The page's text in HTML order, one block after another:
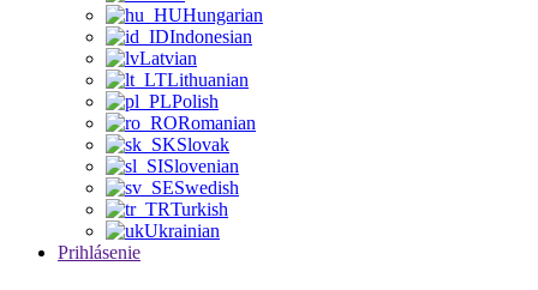
Hungarian
Indonesian
Latvian
Lithuanian
Polish
Romanian
Slovak
Slovenian
Swedish
Turkish
Ukrainian
Prihlásenie